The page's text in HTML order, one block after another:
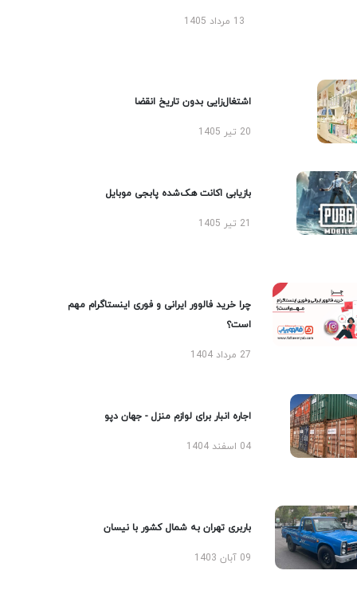
13 مرداد 1405
اشتغال‌زایی بدون تاریخ انقضا
20 تیر 1405
بازیابی اکانت هک‌شده پابجی موبایل
چرا خرید فالوور ایرانی و فوری اینستاگرام مهم
است؟
27 مرداد 1404
اجاره انبار برای لوازم منزل - جهان دپو
04 اسفند 1404
باربری تهران به شمال کشور با نیسان
09 آبان 1403